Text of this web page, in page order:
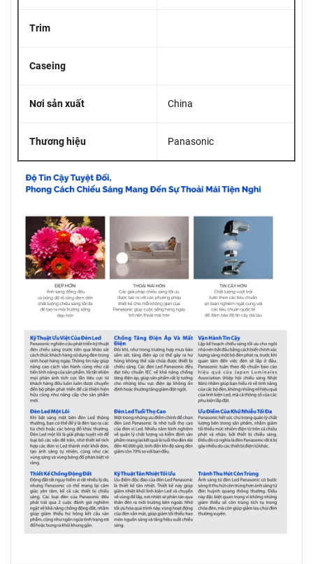
Trim
Caseing
Nơi sản xuất China
Thương hiệu Panasonic